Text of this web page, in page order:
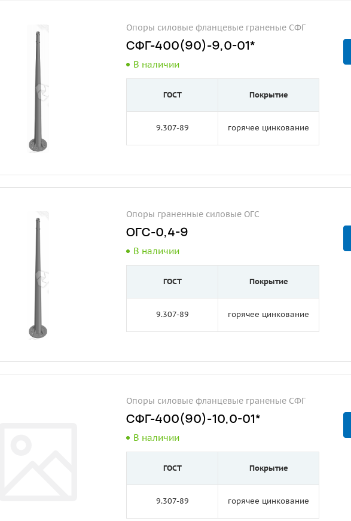
Опоры силовые фланцевые граненые СФГ
СФГ-400(90)-9,0-01*
В наличии
ГОСТ
9.307-89
Покрытие
горячее цинкование
Опоры граненные силовые ОГС
ОГС-0,4-9
В наличии
ГОСТ
9.307-89
Покрытие
горячее цинкование
Опоры силовые фланцевые граненые СФГ
СФГ-400(90)-10,0-01*
В наличии
ГОСТ
9.307-89
Покрытие
горячее цинкование